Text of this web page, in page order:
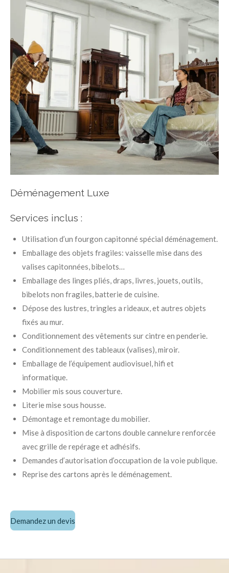
Déménagement Luxe
Services inclus :
Utilisation d’un fourgon capitonné spécial déménagement.
Emballage des objets fragiles: vaisselle mise dans des
valises capitonnées, bibelots…
Emballage des linges pliés, draps, livres, jouets, outils,
bibelots non fragiles, batterie de cuisine.
Dépose des lustres, tringles a rideaux, et autres objets
fixés au mur.
Conditionnement des vêtements sur cintre en penderie.
Conditionnement des tableaux (valises), miroir.
Emballage de l’équipement audiovisuel, hifi et
informatique.
Mobilier mis sous couverture.
Literie mise sous housse.
Démontage et remontage du mobilier.
Mise à disposition de cartons double cannelure renforcée
avec grille de repérage et adhésifs.
Demandes d’autorisation d’occupation de la voie publique.
Reprise des cartons après le déménagement.
Demandez un devis